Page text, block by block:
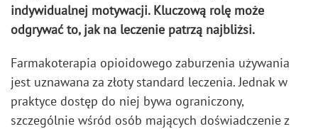
indywidualnej motywacji. Kluczową rolę może
odgrywać to, jak na leczenie patrzą najbliżsi.
Farmakoterapia opioidowego zaburzenia używania
jest uznawana za złoty standard leczenia. Jednak w
praktyce dostęp do niej bywa ograniczony,
szczególnie wśród osób mających doświadczenie z